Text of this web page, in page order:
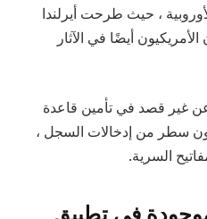
، حيث طرحت أيرلندا
أيضًا في الآثار
غير قصد في تأمين قاعدة
سطر من إدخالات السجل ،
السرية.
في تطبيق